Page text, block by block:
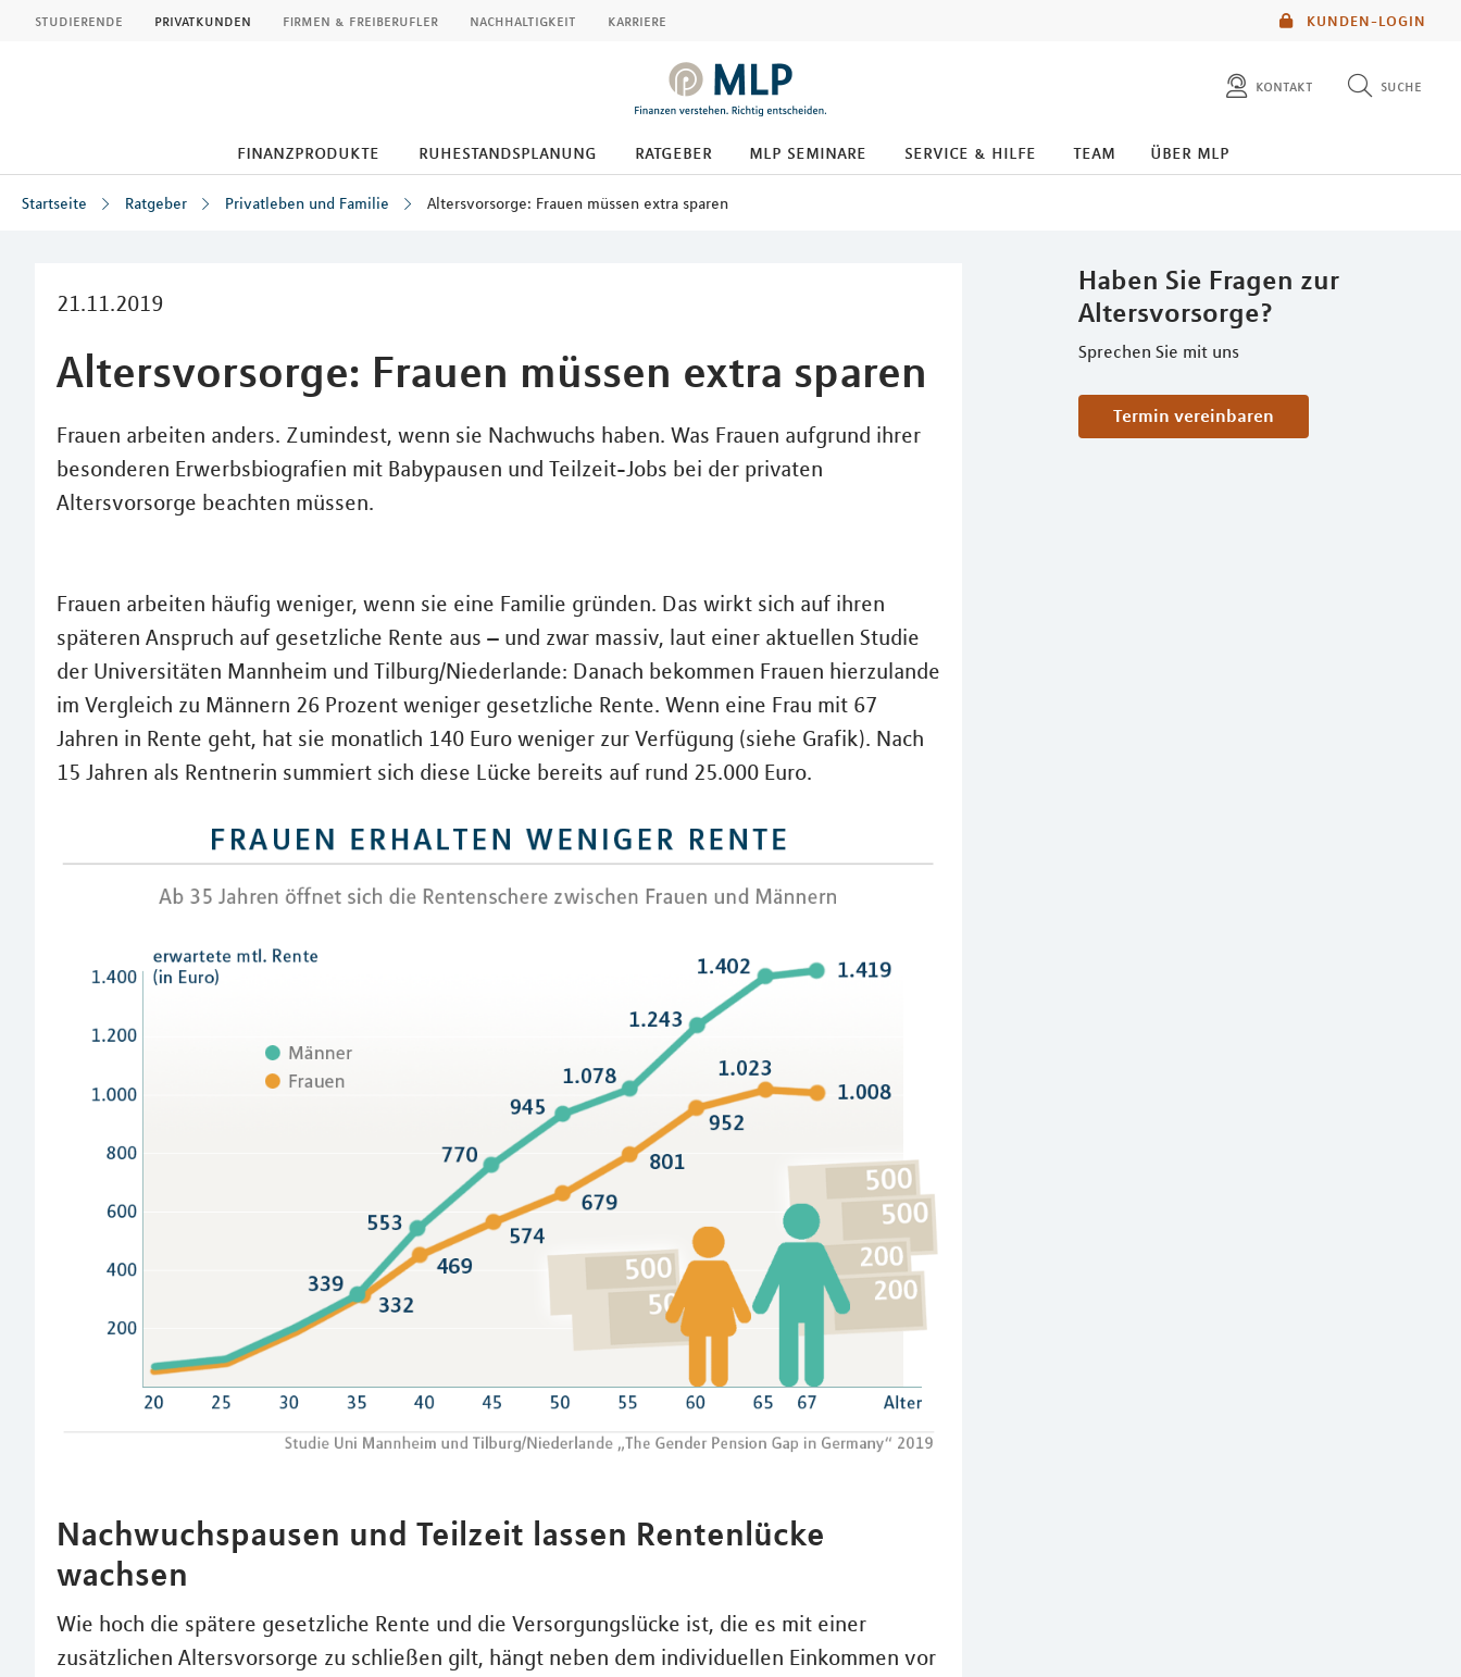
KUNDEN-LOGIN
studierende privatkunden firmen & freiberufler nachhaltigkeit karriere
kontakt suche
diese website durchsuchen
finanzprodukte ruhestandsplanung ratgeber mlp seminare service & hilfe team über mlp
Startseite Ratgeber Privatleben und Familie Altersvorsorge: Frauen müssen extra sparen
21.11.2019
Altersvorsorge: Frauen müssen extra sparen
Frauen arbeiten anders. Zumindest, wenn sie Nachwuchs haben. Was Frauen aufgrund ihrer
besonderen Erwerbsbiografien mit Babypausen und Teilzeit-Jobs bei der privaten
Altersvorsorge beachten müssen.
Haben Sie Fragen zur
Altersvorsorge?
Sprechen Sie mit uns
Termin vereinbaren
Frauen arbeiten häufig weniger, wenn sie eine Familie gründen. Das wirkt sich auf ihren
späteren Anspruch auf gesetzliche Rente aus – und zwar massiv, laut einer aktuellen Studie
der Universitäten Mannheim und Tilburg/Niederlande: Danach bekommen Frauen hierzulande
im Vergleich zu Männern 26 Prozent weniger gesetzliche Rente. Wenn eine Frau mit 67
Jahren in Rente geht, hat sie monatlich 140 Euro weniger zur Verfügung (siehe Grafik). Nach
15 Jahren als Rentnerin summiert sich diese Lücke bereits auf rund 25.000 Euro.
Nachwuchspausen und Teilzeit lassen Rentenlücke
wachsen
Wie hoch die spätere gesetzliche Rente und die Versorgungslücke ist, die es mit einer
zusätzlichen Altersvorsorge zu schließen gilt, hängt neben dem individuellen Einkommen vor